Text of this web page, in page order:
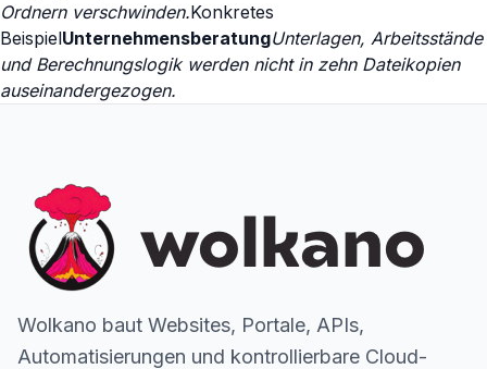
Ordnern verschwinden.Konkretes
BeispielUnternehmensberatungUnterlagen, Arbeitsstände
und Berechnungslogik werden nicht in zehn Dateikopien
auseinandergezogen.
Wolkano baut Websites, Portale, APIs,
Automatisierungen und kontrollierbare Cloud-